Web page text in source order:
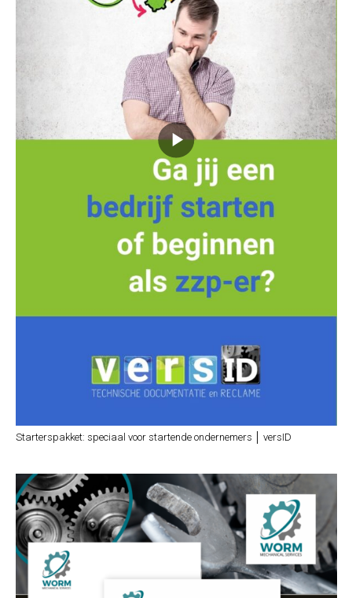
Starterspakket: speciaal voor startende ondernemers │ versID